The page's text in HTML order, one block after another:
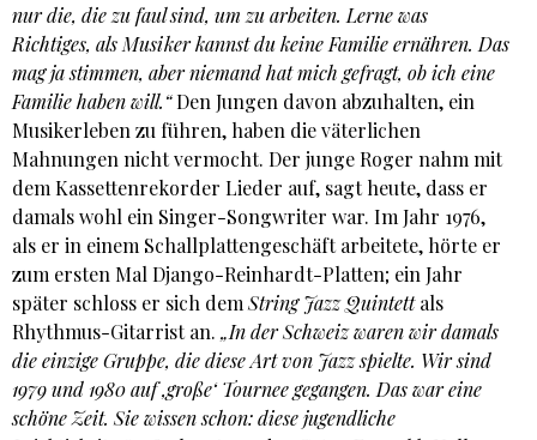
nur die, die zu faul sind, um zu arbeiten. Lerne was
Richtiges, als Musiker kannst du keine Familie ernähren. Das
mag ja stimmen, aber niemand hat mich gefragt, ob ich eine
Familie haben will.“Den Jungen davon abzuhalten, ein
Musikerleben zu führen, haben die väterlichen
Mahnungen nicht vermocht. Der junge Roger nahm mit
dem Kassettenrekorder Lieder auf, sagt heute, dass er
damals wohl ein Singer-Songwriter war. Im Jahr 1976,
als er in einem Schallplattengeschäft arbeitete, hörte er
zum ersten Mal Django-Reinhardt-Platten; ein Jahr
später schloss er sich dem String Jazz Quintettals
Rhythmus-Gitarrist an. „In der Schweiz waren wir damals
die einzige Gruppe, die diese Art von Jazz spielte. Wir sind
1979 und 1980 auf ,große‘ Tournee gegangen. Das war eine
schöne Zeit. Sie wissen schon: diese jugendliche